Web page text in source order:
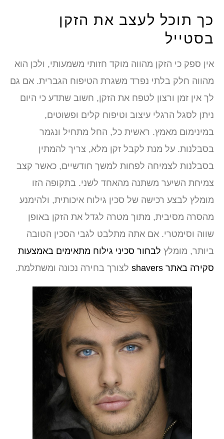
כך תוכל לעצב את הזקן
בסטייל
אין ספק כי הזקן מהווה מוקד חזותי משמעותי, ולכן הוא
מהווה חלק בלתי נפרד משגרת הטיפוח הגברית. אם גם
לך אין זמן ורצון לטפח את הזקן, חשוב שתדע כי היום
ניתן לסגל הרגלי עיצוב וטיפוח קלים ופשוטים,
במינימום מאמץ. ראשית כל, החל מתחיל ונגמר
בסבלנות. על מנת לקבל זקן מלא, צריך להמתין
בסבלנות לצמיחה לפחות למשך חודשיים, כאשר קצב
צמיחת השיער משתנה מהאחד לשני. בתקופה הזו
מומלץ לבצע רכישה של סכין גילוח איכותית, ולהימנע
מהסרה מסיבית, מתוך מטרה לגדל את הזקן באופן
שווה וסימטרי. אם אתה מתלבט לגבי הסכין הטובה
ביותר, מומלץלבחור סכיני גילוח מתאימים באמצעות
סקירה באתר shavers
לצורך בחירה נכונה ומשתלמת.